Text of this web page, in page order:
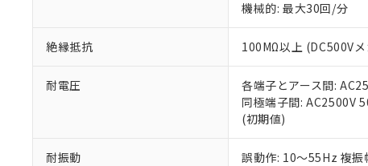
機械的: 最大30回/分
絶縁抵抗 100MΩ以上 (DC500V
耐電圧
各端子とアース間:
同極端子間: AC2500V
(初期値)
耐振動 誤動作: 10～55Hz 複
お客様が当ウ
が、当社の製
さい。
※当社の共同
いる法人を指
※3 非含有証明書
下記の非含有証明書
EU RoHS指令（10
51物質の非含有証
※本証明書は発行日
また、RoHS指令の
混在することから備
味します。
空
白
受注生産